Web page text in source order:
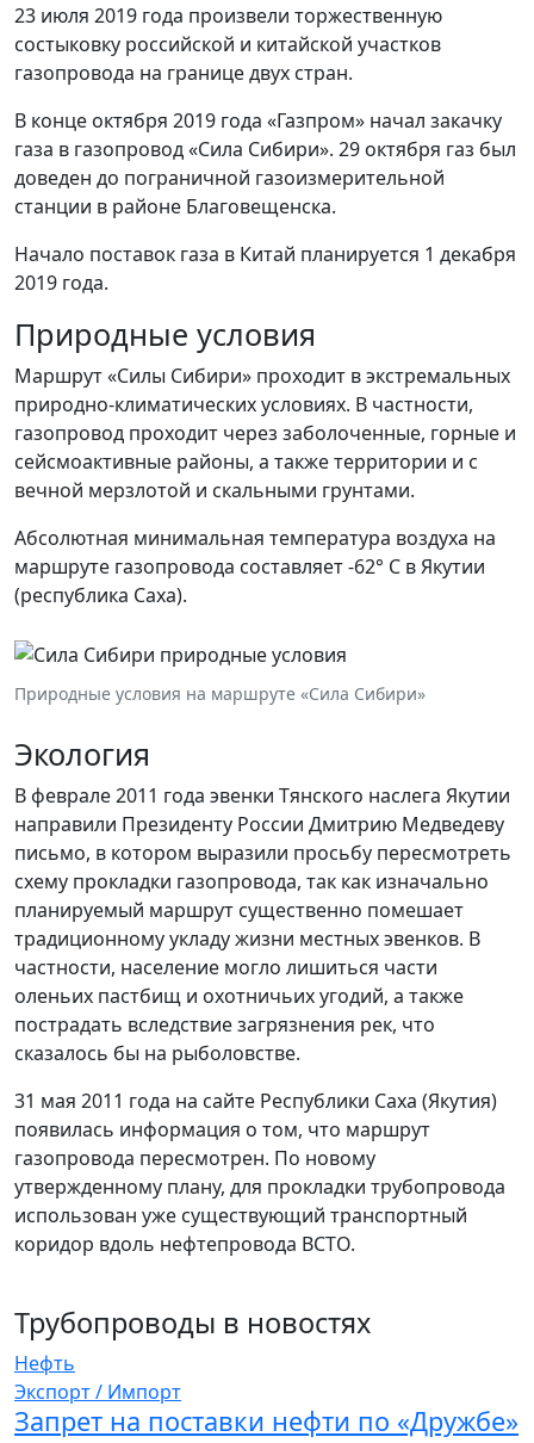
23 июля 2019 года произвели торжественную
состыковку российской и китайской участков
газопровода на границе двух стран.
В конце октября 2019 года «Газпром» начал закачку
газа в газопровод «Сила Сибири». 29 октября газ был
доведен до пограничной газоизмерительной
станции в районе Благовещенска.
Начало поставок газа в Китай планируется 1 декабря
2019 года.
Природные условия
Маршрут «Силы Сибири» проходит в экстремальных
природно-климатических условиях. В частности,
газопровод проходит через заболоченные, горные и
сейсмоактивные районы, а также территории и с
вечной мерзлотой и скальными грунтами.
Абсолютная минимальная температура воздуха на
маршруте газопровода составляет -62° С в Якутии
(республика Саха).
Природные условия на маршруте «Сила Сибири»
Экология
В феврале 2011 года эвенки Тянского наслега Якутии
направили Президенту России Дмитрию Медведеву
письмо, в котором выразили просьбу пересмотреть
схему прокладки газопровода, так как изначально
планируемый маршрут существенно помешает
традиционному укладу жизни местных эвенков. В
частности, население могло лишиться части
оленьих пастбищ и охотничьих угодий, а также
пострадать вследствие загрязнения рек, что
сказалось бы на рыболовстве.
31 мая 2011 года на сайте Республики Саха (Якутия)
появилась информация о том, что маршрут
газопровода пересмотрен. По новому
утвержденному плану, для прокладки трубопровода
использован уже существующий транспортный
коридор вдоль нефтепровода ВСТО.
Трубопроводы в новостях
Нефть
Экспорт / Импорт
Запрет на поставки нефти по «Дружбе»